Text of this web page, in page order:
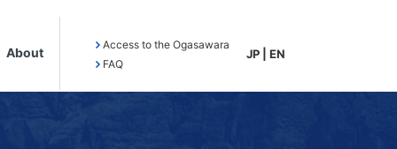
About
Access to the Ogasawara
FAQ
JP EN